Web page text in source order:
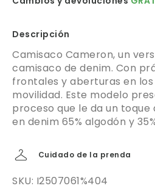
Descripción
Camisaco Cameron, un
camisaco de denim. Con
frontales y aberturas en
movilidad. Este modelo
proceso que le da un toque
en denim 65% algodón y
Cuidado de la prenda
SKU: I2507061%404